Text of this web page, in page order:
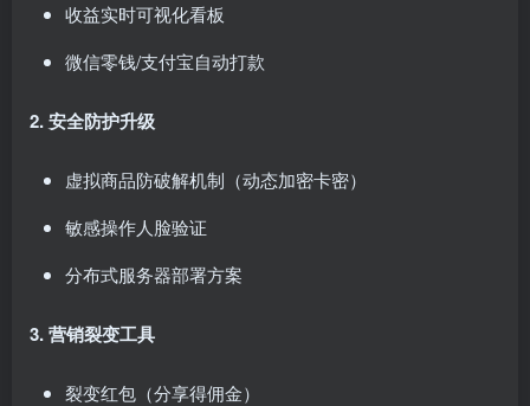
收益实时可视化看板
微信零钱/支付宝自动打款
2. 安全防护升级
虚拟商品防破解机制（动态加密卡密）
敏感操作人脸验证
分布式服务器部署方案
3. 营销裂变工具
裂变红包（分享得佣金）